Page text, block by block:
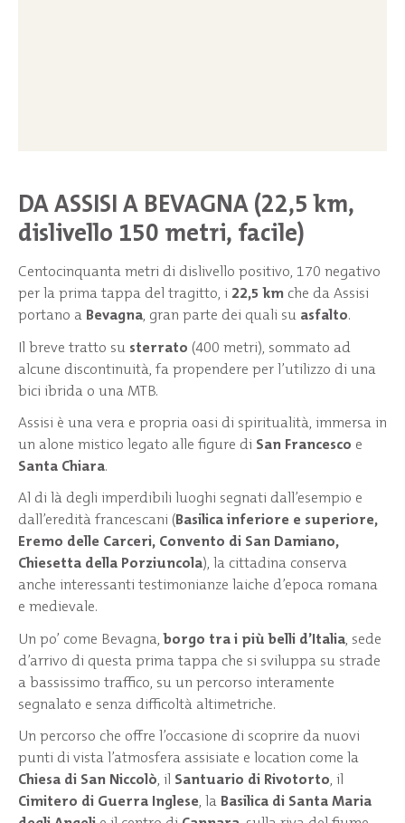
DA ASSISI A BEVAGNA (22,5 km,
dislivello 150 metri, facile)
Centocinquanta metri di dislivello positivo, 170 negativo
per la prima tappa del tragitto, i 22,5 km che da Assisi
portano a Bevagna, gran parte dei quali su asfalto.
Il breve tratto su sterrato (400 metri), sommato ad
alcune discontinuità, fa propendere per l’utilizzo di una
bici ibrida o una MTB.
Assisi è una vera e propria oasi di spiritualità, immersa in
un alone mistico legato alle figure di San Francesco e
Santa Chiara.
Al di là degli imperdibili luoghi segnati dall’esempio e
dall’eredità francescani (Basilica inferiore e superiore,
Eremo delle Carceri, Convento di San Damiano,
Chiesetta della Porziuncola), la cittadina conserva
anche interessanti testimonianze laiche d’epoca romana
e medievale.
Un po’ come Bevagna,borgo tra i più belli d’Italia, sede
d’arrivo di questa prima tappa che si sviluppa su strade
a bassissimo traffico, su un percorso interamente
segnalato e senza difficoltà altimetriche.
Un percorso che offre l’occasione di scoprire da nuovi
punti di vista l’atmosfera assisiate e location come la
Chiesa di San Niccolò, il Santuario di Rivotorto, il
Cimitero di Guerra Inglese, la Basilica di Santa Maria